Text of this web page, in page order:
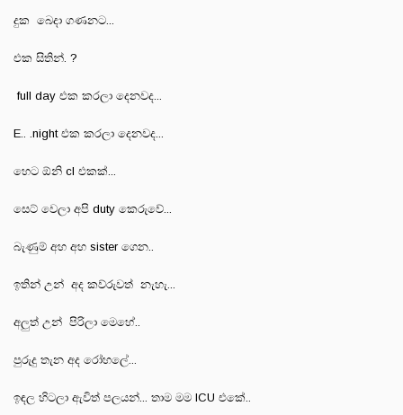
දුක බෙදා ගණනට...
එක සිතින්. ?
full day එක කරලා දෙනවද...
E.. .night එක කරලා දෙනවද...
හෙට ඕනි cl එකක්...
සෙට් වෙලා අපි duty කෙරුවේ...
බැණුම් අහ අහ sister ගෙන..
ඉතින් උන් අද කව්රුවත් නැහැ...
අලුත් උන් පිරිලා මෙහේ..
පුරුදු තැන අද රෝහලේ...
ඉඳල හිටලා ඇවිත් පලයන්... තාම මම ICU එකේ..